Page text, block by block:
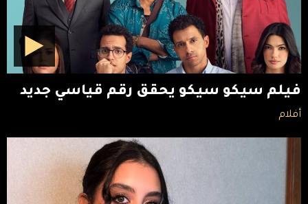
فيلم سيكو سيكو يحقق رقم قياسي جديد
أفلام